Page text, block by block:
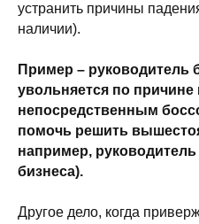
устранить причины
наличии).
Пример – руководитель
увольняется по
непосредственным
помочь решить
например,
бизнеса).
Другое дело, когда